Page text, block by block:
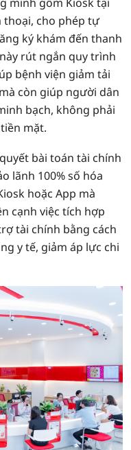
thoại, cho phép tự
ký khám đến thanh
rút ngắn quy trình
bệnh viện giảm tải
còn giúp người dân
bạch, không phải
mặt.
bài toán tài chính
lãnh 100% số hóa
hoặc App mà
cạnh việc tích hợp
tài chính bằng cách
y tế, giảm áp lực chi